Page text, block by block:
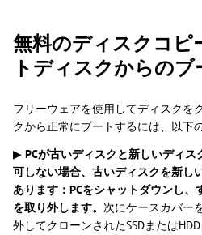
無料のディスクコピ
トディスクからのブ
フリーウェアを使用してディスクを
クから正常にブートするには、以下
▶ PCが古いディスクと新しいディ
可しない場合、古いディスクを新し
あります：PCをシャットダウンし
を取り外します。 次にケースカバー
外してクローンされたSSDまたは